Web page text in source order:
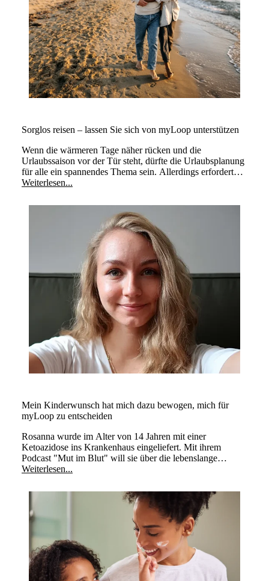
Sorglos reisen – lassen Sie sich von myLoop unterstützen
Wenn die wärmeren Tage näher rücken und die
Urlaubssaison vor der Tür steht, dürfte die Urlaubsplanung
für alle ein spannendes Thema sein. Allerdings erfordert
Reisen zusätzliche Überlegungen.
Weiterlesen...
Mein Kinderwunsch hat mich dazu bewogen, mich für
myLoop zu entscheiden
Rosanna wurde im Alter von 14 Jahren mit einer
Ketoazidose ins Krankenhaus eingeliefert. Mit ihrem
Podcast "Mut im Blut" will sie über die lebenslange
Erkrankung aufklären.
Weiterlesen...